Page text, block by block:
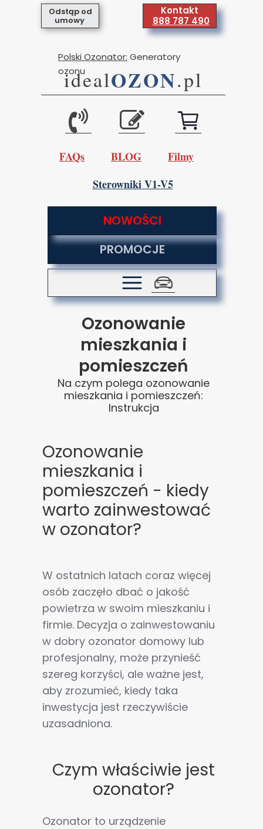
Odstąp od
umowy
NOWOŚCI
PROMOCJE
Kontakt
888 787 490
FAQs BLOG Filmy
idealOZON.pl
Polski Ozonator: Generatory
ozonu
Sterowniki V1-V5
Ozonowanie
mieszkania i
pomieszczeń
Na czym polega ozonowanie
mieszkania i pomieszczeń:
Instrukcja
Ozonowanie
mieszkania i
pomieszczeń - kiedy
warto zainwestować
w ozonator?
W ostatnich latach coraz więcej
osób zaczęło dbać o jakość
powietrza w swoim mieszkaniu i
firmie. Decyzja o zainwestowaniu
w dobry ozonator domowy lub
profesjonalny, może przynieść
szereg korzyści, ale ważne jest,
aby zrozumieć, kiedy taka
inwestycja jest rzeczywiście
uzasadniona.
Czym właściwie jest
ozonator?
Ozonator to urządzenie